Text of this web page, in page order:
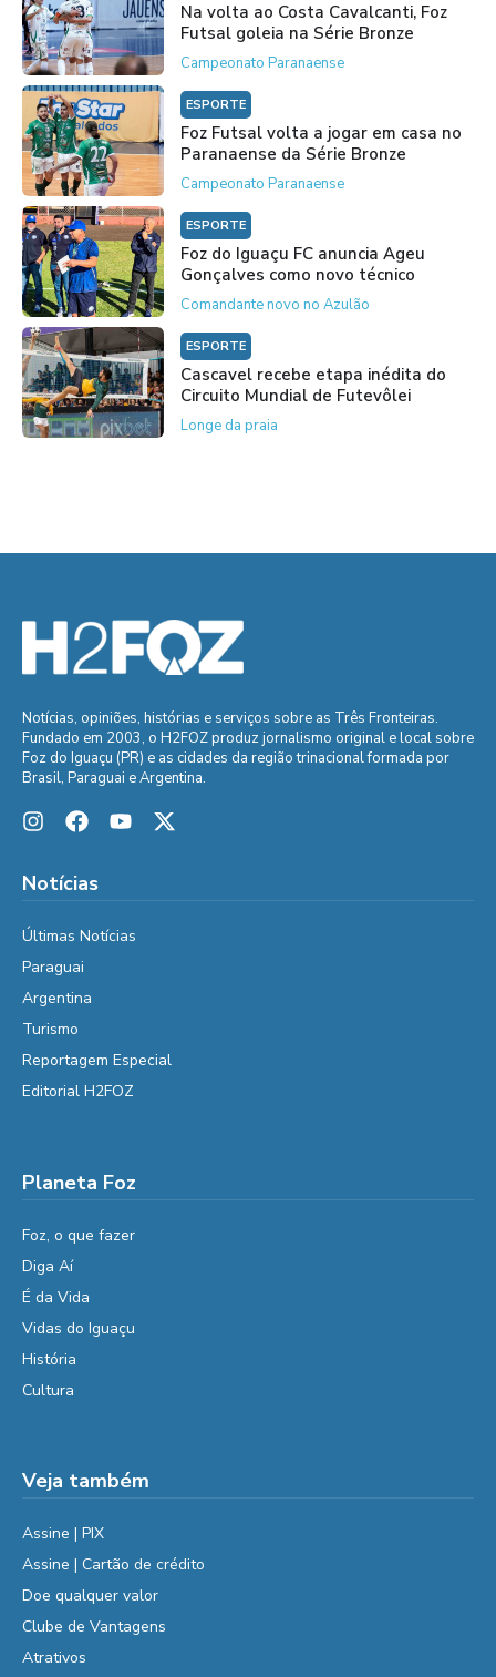
Na volta ao Costa Cavalcanti, Foz
Futsal goleia na Série Bronze
Campeonato Paranaense
ESPORTE
Foz Futsal volta a jogar em casa no
Paranaense da Série Bronze
Campeonato Paranaense
ESPORTE
Foz do Iguaçu FC anuncia Ageu
Gonçalves como novo técnico
Comandante novo no Azulão
ESPORTE
Cascavel recebe etapa inédita do
Circuito Mundial de Futevôlei
Longe da praia
Notícias, opiniões, histórias e serviços sobre as Três Fronteiras.
Fundado em 2003, o H2FOZ produz jornalismo original e local sobre
Foz do Iguaçu (PR) e as cidades da região trinacional formada por
Brasil, Paraguai e Argentina.
Notícias
Últimas Notícias
Paraguai
Argentina
Turismo
Reportagem Especial
Editorial H2FOZ
Planeta Foz
Foz, o que fazer
Diga Aí
É da Vida
Vidas do Iguaçu
História
Cultura
Veja também
Assine | PIX
Assine | Cartão de crédito
Doe qualquer valor
Clube de Vantagens
Atrativos